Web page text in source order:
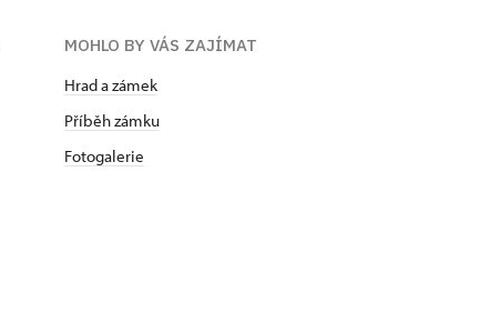
MOHLO BY VÁS ZAJÍMAT
Hrad a zámek
Příběh zámku
Fotogalerie